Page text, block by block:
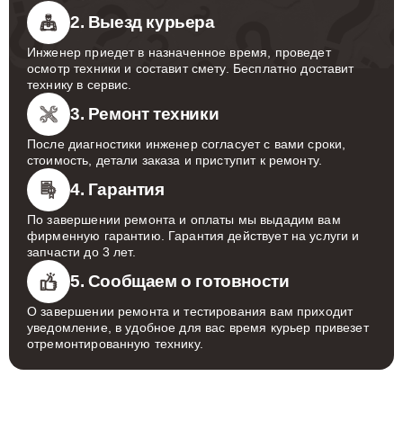
2. Выезд курьера
Инженер приедет в назначенное время, проведет
осмотр техники и составит смету. Бесплатно доставит
технику в сервис.
3. Ремонт техники
После диагностики инженер согласует с вами сроки,
стоимость, детали заказа и приступит к ремонту.
4. Гарантия
По завершении ремонта и оплаты мы выдадим вам
фирменную гарантию. Гарантия действует на услуги и
запчасти до 3 лет.
5. Сообщаем о готовности
О завершении ремонта и тестирования вам приходит
уведомление, в удобное для вас время курьер привезет
отремонтированную технику.